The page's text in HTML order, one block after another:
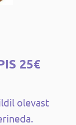
25€
olevast